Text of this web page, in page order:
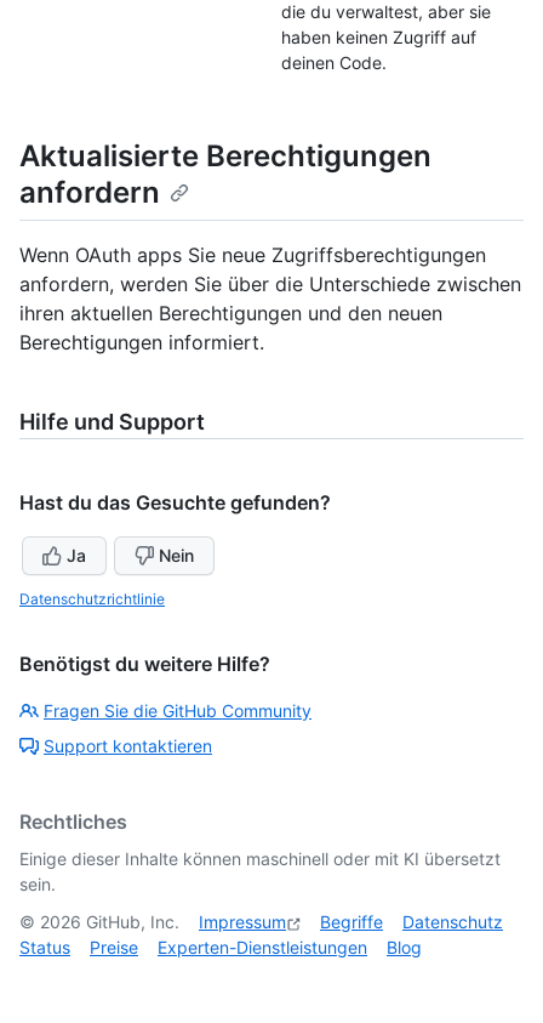
die du verwaltest, aber sie
haben keinen Zugriff auf
deinen Code.
Aktualisierte Berechtigungen
anfordern
Wenn OAuth apps Sie neue Zugriffsberechtigungen
anfordern, werden Sie über die Unterschiede zwischen
ihren aktuellen Berechtigungen und den neuen
Berechtigungen informiert.
Hilfe und Support
Hast du das Gesuchte gefunden?
Ja Nein
Datenschutzrichtlinie
Benötigst du weitere Hilfe?
Fragen Sie die GitHub Community
Support kontaktieren
Rechtliches
Einige dieser Inhalte können maschinell oder mit KI übersetzt
sein.
© 2026 GitHub, Inc. Impressum Begriffe
Datenschutz
Status
Preise Experten-Dienstleistungen Blog